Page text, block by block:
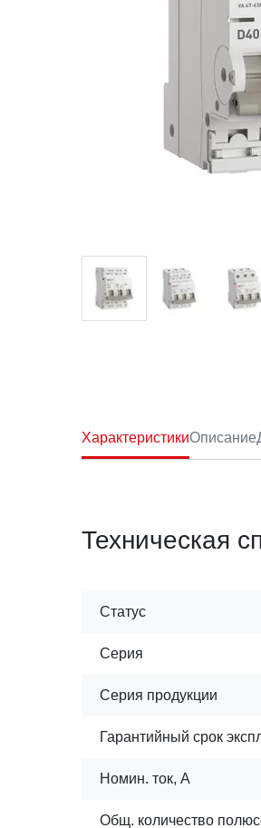
ХарактеристикиОписание
Техническая
Статус
Серия
Серия продукции
Гарантийный срок
Номин. ток, А
Общ. количество